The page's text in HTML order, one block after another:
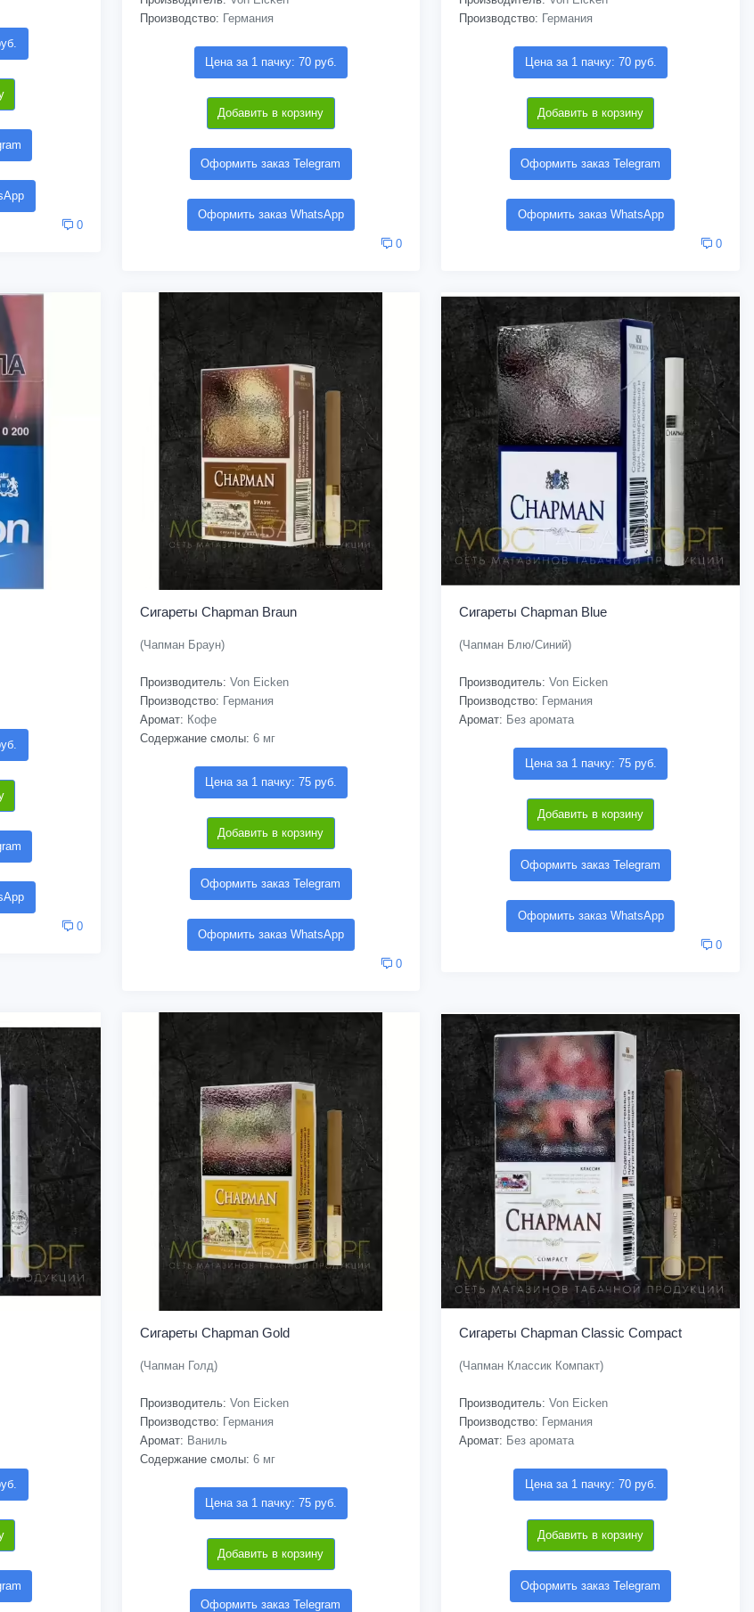
0
Производство: Германия
Цена за 1 пачку: 70 руб.
Добавить в корзину
Оформить заказ Telegram
Оформить заказ WhatsApp
0
Производство: Германия
Цена за 1 пачку: 70 руб.
Добавить в корзину
Оформить заказ Telegram
Оформить заказ WhatsApp
0
0
Сигареты Chapman Braun
(Чапман Браун)
Производитель: Von Eicken
Производство: Германия
Аромат: Кофе
Содержание смолы: 6 мг
Цена за 1 пачку: 75 руб.
Добавить в корзину
Оформить заказ Telegram
Оформить заказ WhatsApp
0
Сигареты Chapman Blue
(Чапман Блю/Синий)
Производитель: Von Eicken
Производство: Германия
Аромат: Без аромата
Цена за 1 пачку: 75 руб.
Добавить в корзину
Оформить заказ Telegram
Оформить заказ WhatsApp
0
Сигареты Chapman Gold
(Чапман Голд)
Производитель: Von Eicken
Производство: Германия
Аромат: Ваниль
Содержание смолы: 6 мг
Цена за 1 пачку: 75 руб.
Добавить в корзину
Оформить заказ Telegram
Сигареты Chapman Classic Compact
(Чапман Классик Компакт)
Производитель: Von Eicken
Производство: Германия
Аромат: Без аромата
Цена за 1 пачку: 70 руб.
Добавить в корзину
Оформить заказ Telegram